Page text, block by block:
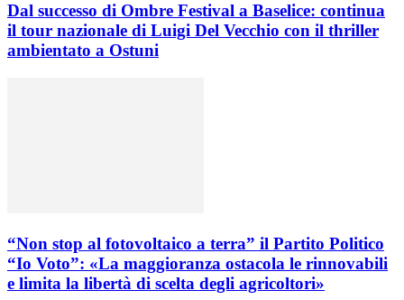
Dal successo di Ombre Festival a Baselice: continua
il tour nazionale di Luigi Del Vecchio con il thriller
ambientato a Ostuni
“Non stop al fotovoltaico a terra” il Partito Politico
“Io Voto”: «La maggioranza ostacola le rinnovabili
e limita la libertà di scelta degli agricoltori»